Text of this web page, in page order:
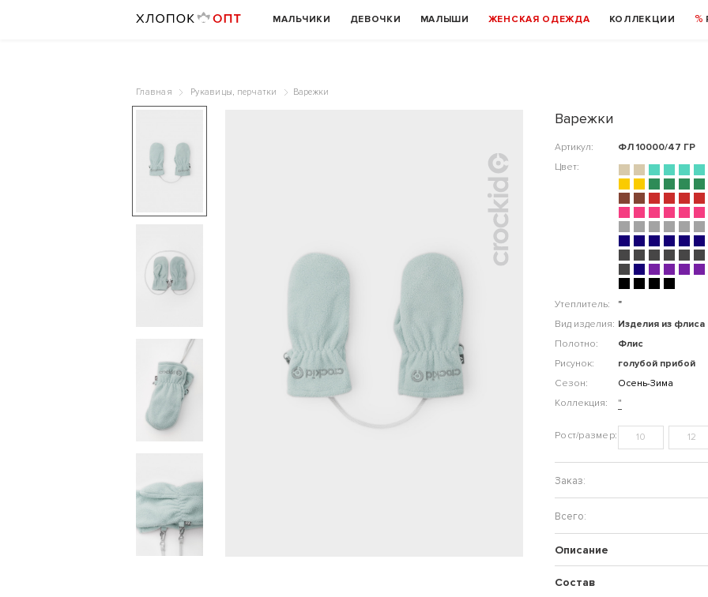
МАЛЬЧИКИ ДЕВОЧКИ МАЛЫШИ ЖЕНСКАЯ ОДЕЖДА КОЛЛЕКЦИИ
Главная Рукавицы, перчатки Варежки
Варежки
Артикул:
ФЛ 10000/47 ГР
Цвет:
Утеплитель:
"
Вид изделия: Изделия из флиса
Полотно:
Флис
Рисунок:
голубой прибой
Сезон:
Осень-Зима
Коллекция:
"
10 12
Описание
Состав